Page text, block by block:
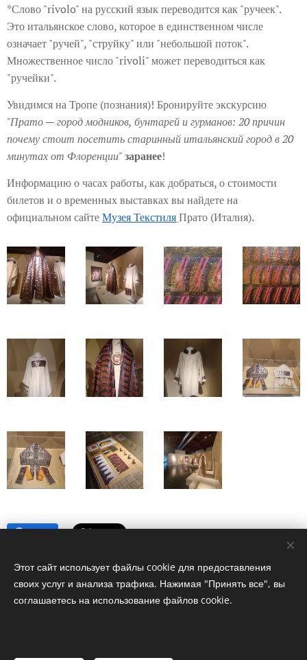
*Слово "rivolo" на русский язык переводится как "ручеек".
Это итальянское слово, которое в единственном числе
означает "ручей", "струйку" или "небольшой поток".
Множественное число "rivoli" может переводиться как
"ручейки".
Увидимся на Тропе (познания)! Бронируйте экскурсию
"Прато — город модников, бунтарей и гурманов: 20 причин
почему стоит посетить старинный итальянский город в 20
минутах от Флоренции"заранее!
Информацию о часах работы, как добраться, о стоимости
билетов и о временных выставках вы найдете на
официальном сайтеМузея ТекстиляПрато (Италия).
Этот сайт использует файлы cookie для предоставления
своих услуг и анализа трафика. Нажимая "Принять все", вы
соглашаетесь на использование файлов cookie.